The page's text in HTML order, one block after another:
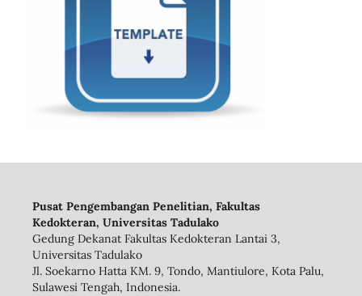
Pusat Pengembangan Penelitian, Fakultas
Kedokteran, Universitas Tadulako
Gedung Dekanat Fakultas Kedokteran Lantai 3,
Universitas Tadulako
Jl. Soekarno Hatta KM. 9, Tondo, Mantiulore, Kota Palu,
Sulawesi Tengah, Indonesia.